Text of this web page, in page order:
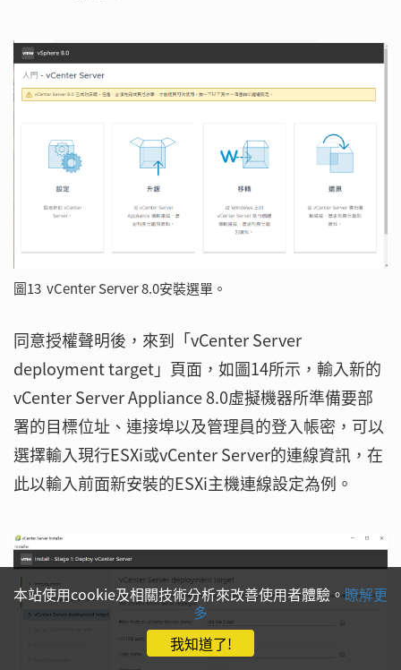
圖13 vCenter Server 8.0安裝選單。
同意授權聲明後，來到「vCenter Server
deployment target」頁面，如圖14所示，輸入新的
vCenter Server Appliance 8.0虛擬機器所準備要部
署的目標位址、連接埠以及管理員的登入帳密，可以
選擇輸入現行ESXi或vCenter Server的連線資訊，在
此以輸入前面新安裝的ESXi主機連線設定為例。
本站使用cookie及相關技術分析來改善使用者體驗。瞭解更
多
我知道了!